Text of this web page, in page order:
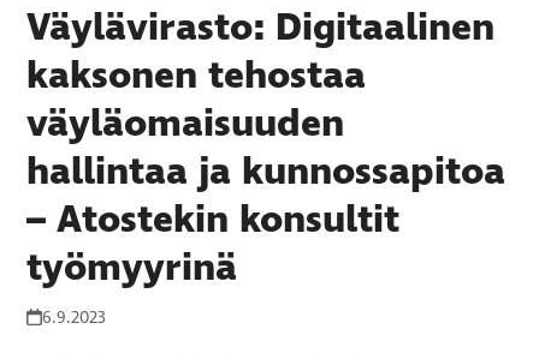
Väylävirasto: Digitaalinen
kaksonen tehostaa
väyläomaisuuden
hallintaa ja kunnossapitoa
– Atostekin konsultit
työmyyrinä
6.9.2023